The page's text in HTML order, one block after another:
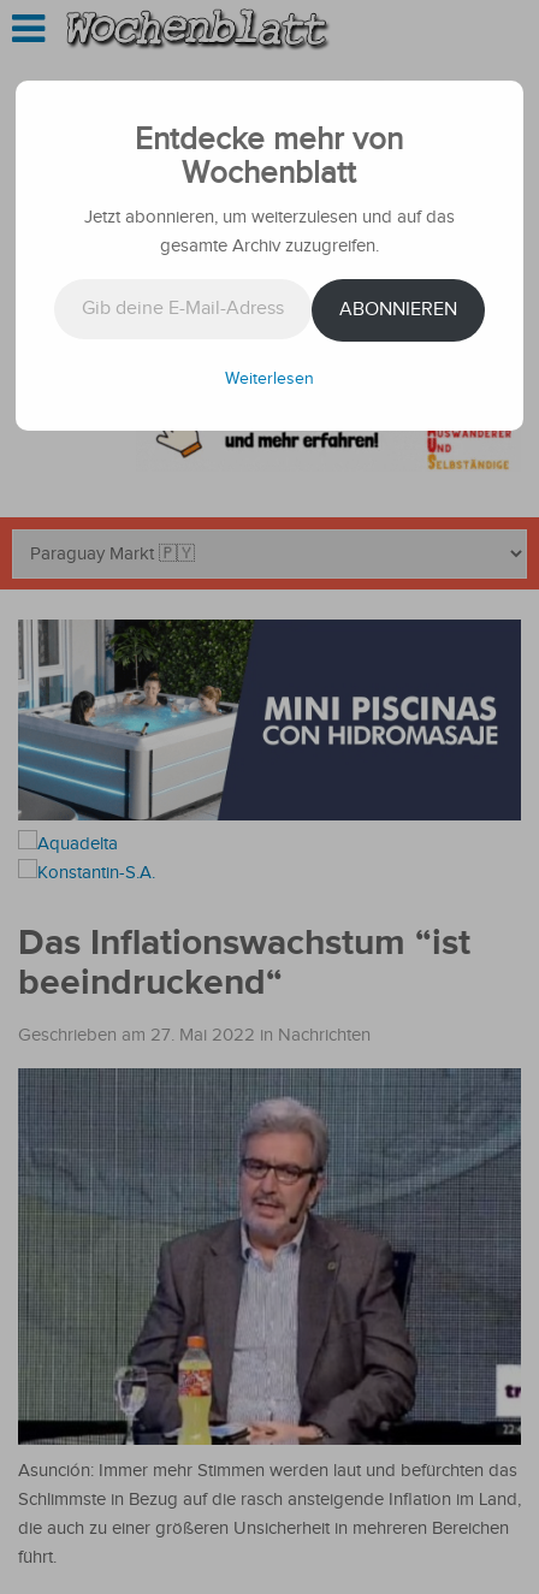
Das Inflationswachstum “ist
beeindruckend“
Geschrieben am 27. Mai 2022 in Nachrichten
Asunción: Immer mehr Stimmen werden laut und befürchten das
Schlimmste in Bezug auf die rasch ansteigende Inflation im Land,
die auch zu einer größeren Unsicherheit in mehreren Bereichen
führt.
Entdecke mehr von
Wochenblatt
Jetzt abonnieren, um weiterzulesen und auf das
gesamte Archiv zuzugreifen.
ABONNIEREN
Weiterlesen